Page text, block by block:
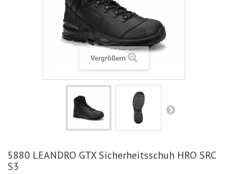
Vergrößern
5880 LEANDRO GTX Sicherheitsschuh HRO SRC
S3